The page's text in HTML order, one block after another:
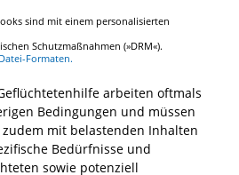
sind mit einem personalisierten
Schutzmaßnahmen (»DRM«).
Formaten.
arbeiten oftmals
Bedingungen und müssen
mit belastenden Inhalten
Bedürfnisse und
sowie potenziell